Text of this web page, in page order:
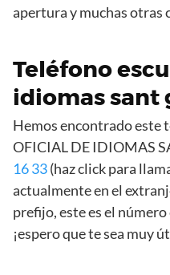
apertura y muchas otras
Teléfono
idiomas sant
Hemos encontrado este
OFICIAL DE IDIOMAS
16 33(haz click para
actualmente en el
prefijo, este es el
¡espero que te sea muy